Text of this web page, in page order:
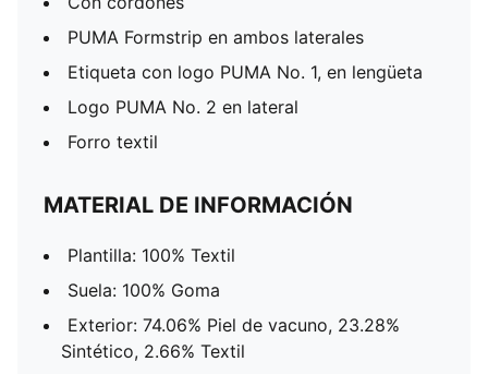
PUMA Formstrip en ambos laterales
Etiqueta con logo PUMA No. 1, en lengüeta
Logo PUMA No. 2 en lateral
Forro textil
MATERIAL DE INFORMACIÓN
Plantilla: 100% Textil
Suela: 100% Goma
Exterior: 74.06% Piel de vacuno, 23.28%
Sintético, 2.66% Textil